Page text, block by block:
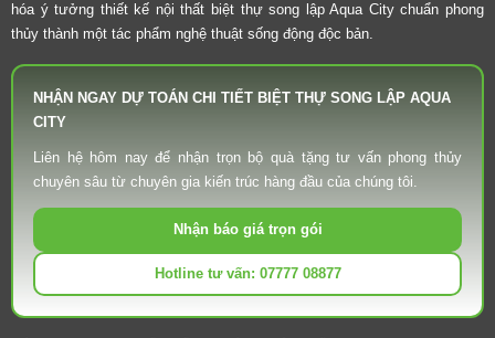
hóa ý tưởng thiết kế nội thất biệt thự song lập Aqua City chuẩn phong
thủy thành một tác phẩm nghệ thuật sống động độc bản.
NHẬN NGAY DỰ TOÁN CHI TIẾT BIỆT THỰ SONG LẬP AQUA
CITY
Liên hệ hôm nay để nhận trọn bộ quà tặng tư vấn phong thủy
chuyên sâu từ chuyên gia kiến trúc hàng đầu của chúng tôi.
Nhận báo giá trọn gói
Hotline tư vấn: 07777 08877